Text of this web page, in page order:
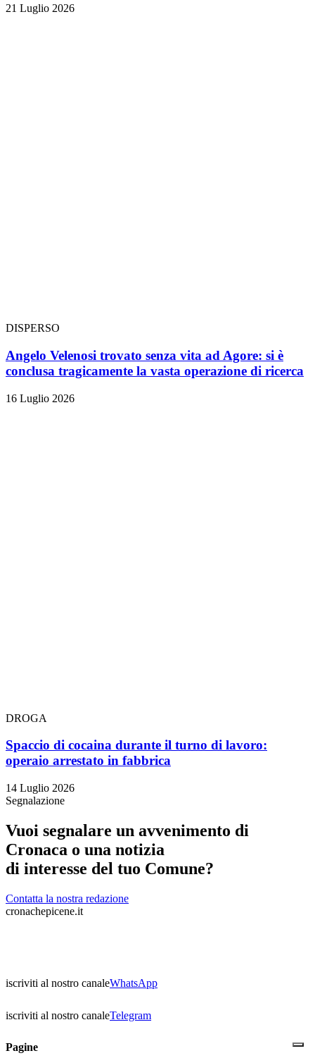
21 Luglio 2026
DISPERSO
Angelo Velenosi trovato senza vita ad Agore: si è
conclusa tragicamente la vasta operazione di ricerca
16 Luglio 2026
DROGA
Spaccio di cocaina durante il turno di lavoro:
operaio arrestato in fabbrica
14 Luglio 2026
Segnalazione
Vuoi segnalare un avvenimento di
Cronaca o una notizia
di interesse del tuo Comune?
Contatta la nostra redazione
cronachepicene.it
iscriviti al nostro canaleWhatsApp
iscriviti al nostro canaleTelegram
Pagine